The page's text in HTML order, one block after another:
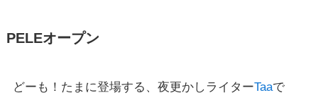
PELEオープン
どーも！たまに登場する、夜更かしライターTaaで